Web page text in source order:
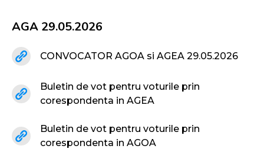
AGA 29.05.2026
CONVOCATOR AGOA si AGEA 29.05.2026
Buletin de vot pentru voturile prin
corespondenta in AGEA
Buletin de vot pentru voturile prin
corespondenta in AGOA